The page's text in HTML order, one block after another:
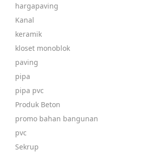
hargapaving
Kanal
keramik
kloset monoblok
paving
pipa
pipa pvc
Produk Beton
promo bahan bangunan
pvc
Sekrup